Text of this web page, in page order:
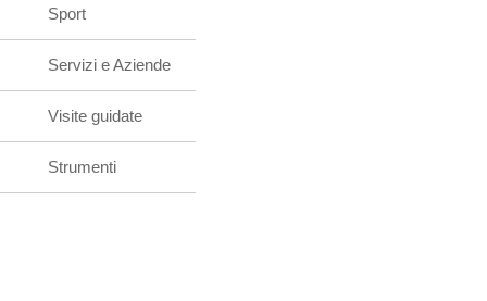
Sport
Servizi e Aziende
Visite guidate
Strumenti